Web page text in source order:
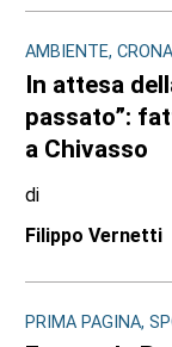
AMBIENTE,
In attesa
passato”:
a Chivasso
di
Filippo Vernetti
PRIMA PAGINA,